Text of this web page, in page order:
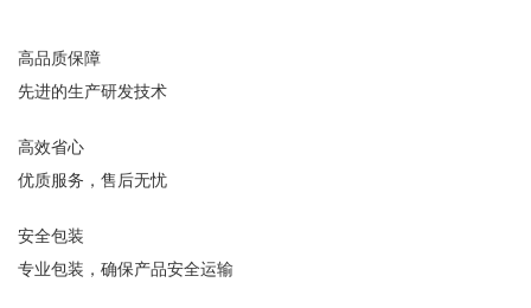
高品质保障
先进的生产研发技术
高效省心
优质服务，售后无忧
安全包装
专业包装，确保产品安全运输